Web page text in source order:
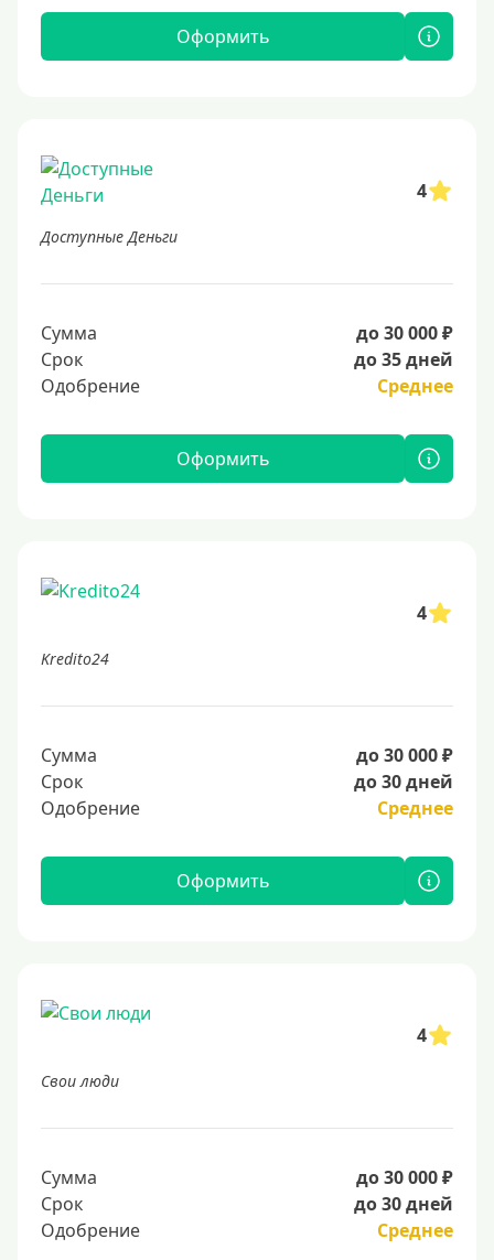
Оформить
4
Доступные Деньги
Сумма
до 30 000 ₽
Срок
до 35 дней
Одобрение
Среднее
Оформить
4
Kredito24
Сумма
до 30 000 ₽
Срок
до 30 дней
Одобрение
Среднее
Оформить
4
Свои люди
Сумма
до 30 000 ₽
Срок
до 30 дней
Одобрение
Среднее